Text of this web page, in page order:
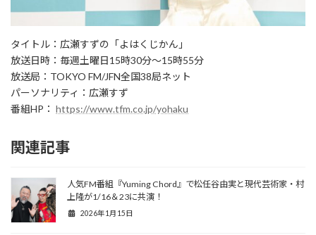
タイトル：広瀬すずの「よはくじかん」
放送日時：毎週土曜日15時30分～15時55分
放送局：TOKYO FM/JFN全国38局ネット
パーソナリティ：広瀬すず
番組HP： https://www.tfm.co.jp/yohaku
関連記事
人気FM番組『Yuming Chord』で松任谷由実と現代芸術家・村
上隆が1/16＆23に共演！
2026年1月15日